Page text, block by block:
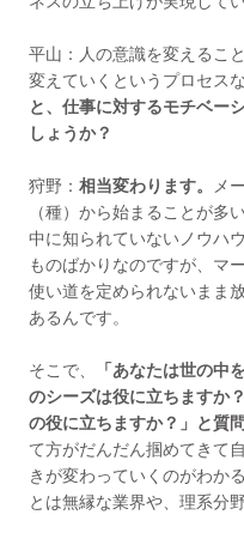
平山：人の意識を変えるこ
変えていくというプロセスな
と、仕事に対するモチベー
しょうか？
狩野： 相当変わります。
メ
（種）から始まることが
中に知られていないノウハ
ものばかりなのですが、マ
使い道を定められないまま
あるんです。
そこで、
「あなたは世の中
のシーズは役に立ちますか
の役に立ちますか？」と質
て方がだんだん掴めてきて
きが変わっていくのがわか
とは無縁な業界や、理系分